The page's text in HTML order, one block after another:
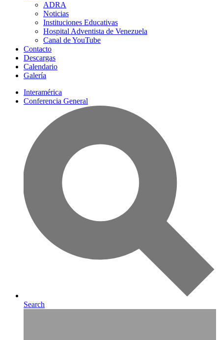
ADRA
Noticias
Instituciones Educativas
Hospital Adventista de Venezuela
Canal de YouTube
Contacto
Descargas
Calendario
Galería
Interamérica
Conferencia General
Search